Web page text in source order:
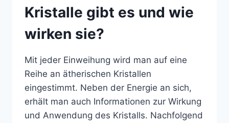
Kristalle gibt es und wie
wirken sie?
Mit jeder Einweihung wird man auf eine
Reihe an ätherischen Kristallen
eingestimmt. Neben der Energie an sich,
erhält man auch Informationen zur Wirkung
und Anwendung des Kristalls. Nachfolgend